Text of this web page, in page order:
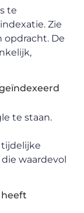
te
Zie
opdracht. De
te staan.
tijdelijke
die waardevol
heeft